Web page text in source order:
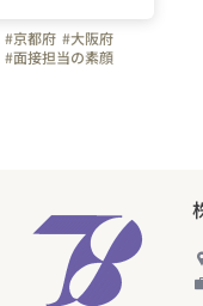
#京都府 #大阪府
#面接担当の素顔